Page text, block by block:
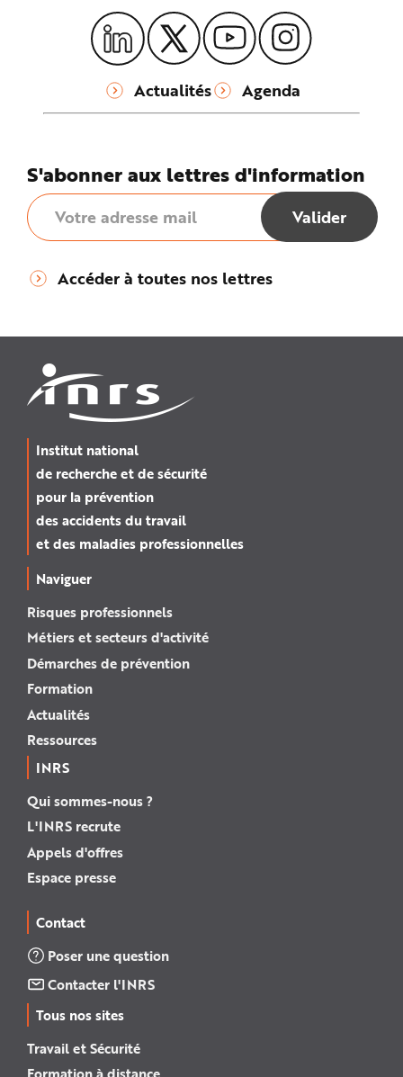
Actualités Agenda
S'abonner aux lettres d'information
Accéder à toutes nos lettres
Institut national
de recherche et de sécurité
pour la prévention
des accidents du travail
et des maladies professionnelles
Naviguer
Risques professionnels
Métiers et secteurs d'activité
Démarches de prévention
Formation
Actualités
Ressources
INRS
Qui sommes-nous ?
L'INRS recrute
Appels d'offres
Espace presse
Contact
Poser une question
Contacter l'INRS
Tous nos sites
Travail et Sécurité